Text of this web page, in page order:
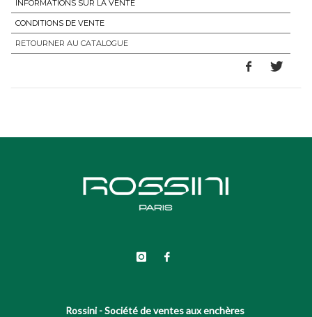
INFORMATIONS SUR LA VENTE
CONDITIONS DE VENTE
RETOURNER AU CATALOGUE
Rossini - Société de ventes aux enchères